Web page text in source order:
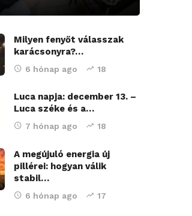
Milyen fenyőt válasszak
karácsonyra?…
6 hónap ago 18
Luca napja: december 13. –
Luca széke és a…
7 hónap ago 18
A megújuló energia új
pillérei: hogyan válik
stabil…
6 hónap ago 17